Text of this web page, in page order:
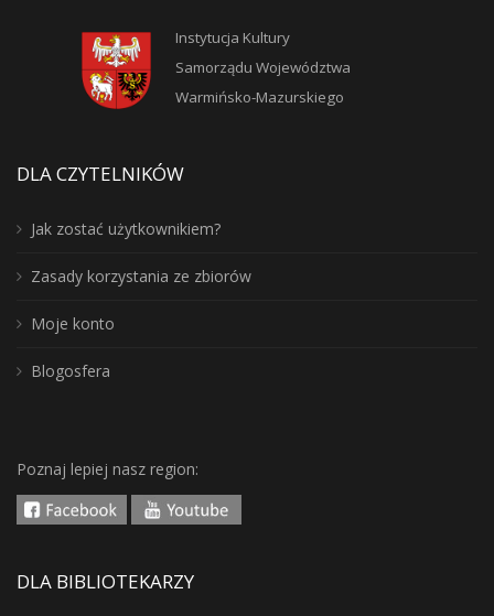
Instytucja Kultury
Samorządu Województwa
Warmińsko-Mazurskiego
DLA CZYTELNIKÓW
Jak zostać użytkownikiem?
Zasady korzystania ze zbiorów
Moje konto
Blogosfera
Poznaj lepiej nasz region:
DLA BIBLIOTEKARZY